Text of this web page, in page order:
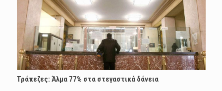
Τράπεζες: Άλμα 77% στα στεγαστικά δάνεια